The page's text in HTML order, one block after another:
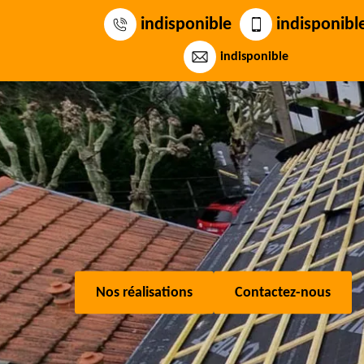
indisponible
indisponible
Nos réalisations Contactez-nous